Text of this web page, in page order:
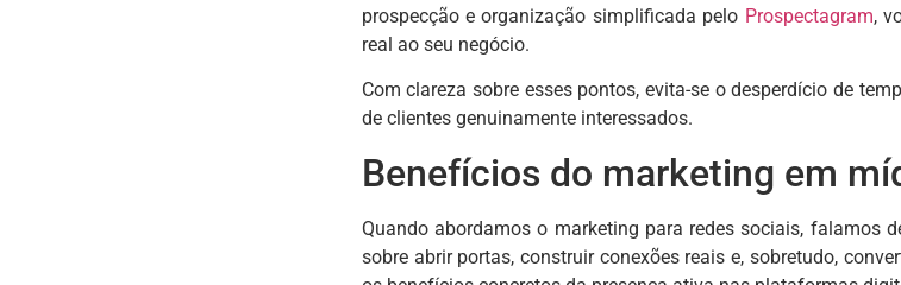
prospecção e organização simplificada pelo Prospectagram,
real ao seu negócio.
Com clareza sobre esses pontos, evita-se o desperdício de
de clientes genuinamente interessados.
Benefícios do marketing em
Quando abordamos o marketing para redes sociais, falamos
sobre abrir portas, construir conexões reais e, sobretudo,